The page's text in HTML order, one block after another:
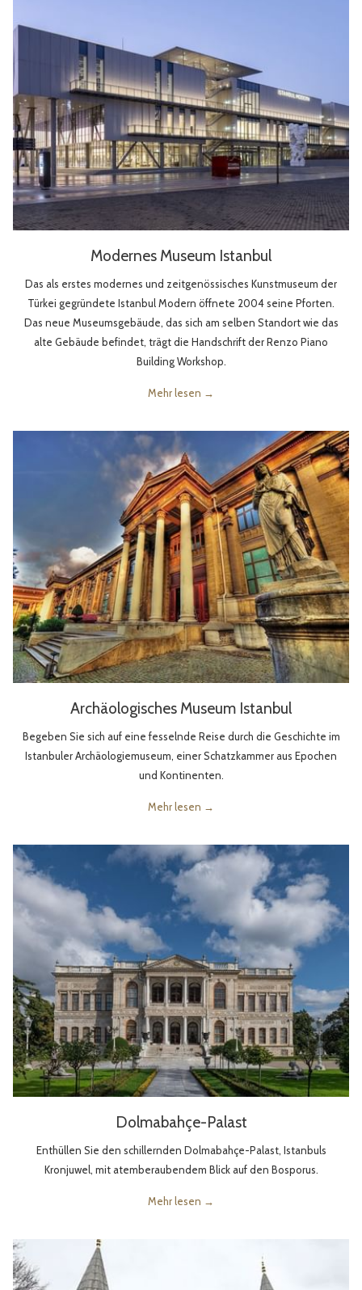
Modernes Museum Istanbul
Das als erstes modernes und zeitgenössisches Kunstmuseum der
Türkei gegründete Istanbul Modern öffnete 2004 seine Pforten.
Das neue Museumsgebäude, das sich am selben Standort wie das
alte Gebäude befindet, trägt die Handschrift der Renzo Piano
Building Workshop.
Mehr lesen
Archäologisches Museum Istanbul
Begeben Sie sich auf eine fesselnde Reise durch die Geschichte im
Istanbuler Archäologiemuseum, einer Schatzkammer aus Epochen
und Kontinenten.
Mehr lesen
Dolmabahçe-Palast
Enthüllen Sie den schillernden Dolmabahçe-Palast, Istanbuls
Kronjuwel, mit atemberaubendem Blick auf den Bosporus.
Mehr lesen